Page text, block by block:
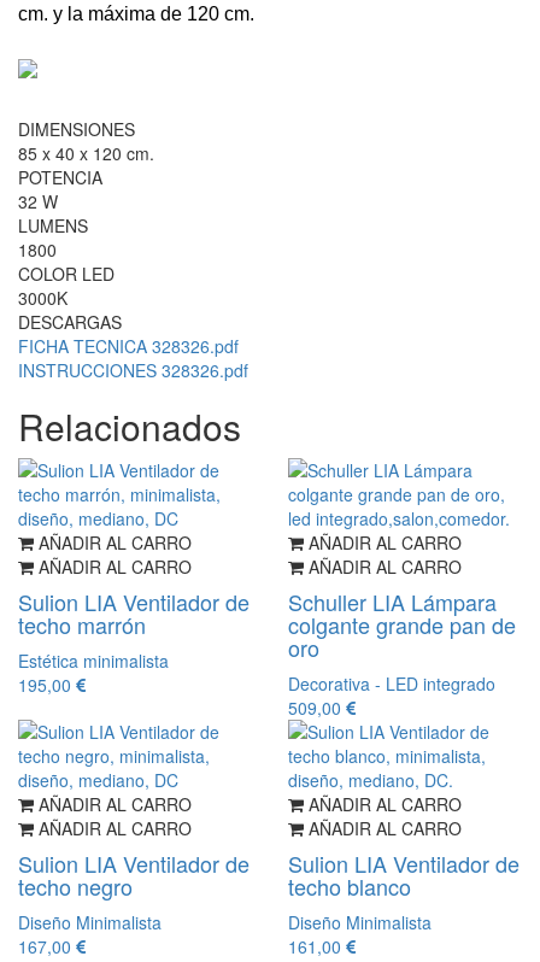
cm. y la máxima de 120 cm.
DIMENSIONES
85 x 40 x 120 cm.
POTENCIA
32 W
LUMENS
1800
COLOR LED
3000K
DESCARGAS
FICHA TECNICA 328326.pdf
INSTRUCCIONES 328326.pdf
Relacionados
AÑADIR AL CARRO
AÑADIR AL CARRO
Sulion LIA Ventilador de
techo marrón
Estética minimalista
195,00
AÑADIR AL CARRO
AÑADIR AL CARRO
Schuller LIA Lámpara
colgante grande pan de
oro
Decorativa - LED integrado
509,00
AÑADIR AL CARRO
AÑADIR AL CARRO
Sulion LIA Ventilador de
techo negro
Diseño Minimalista
167,00
AÑADIR AL CARRO
AÑADIR AL CARRO
Sulion LIA Ventilador de
techo blanco
Diseño Minimalista
161,00